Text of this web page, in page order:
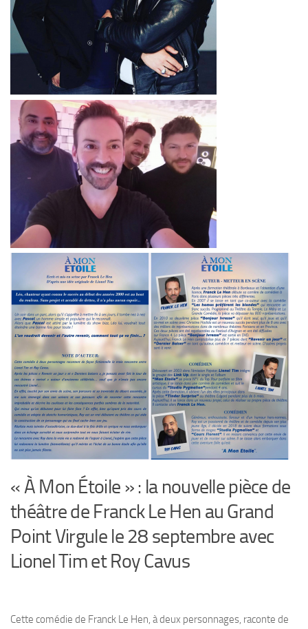
« À Mon Étoile » : la nouvelle pièce de
théâtre de Franck Le Hen au Grand
Point Virgule le 28 septembre avec
Lionel Tim et Roy Cavus
Cette comédie de Franck Le Hen, à deux personnages, raconte de